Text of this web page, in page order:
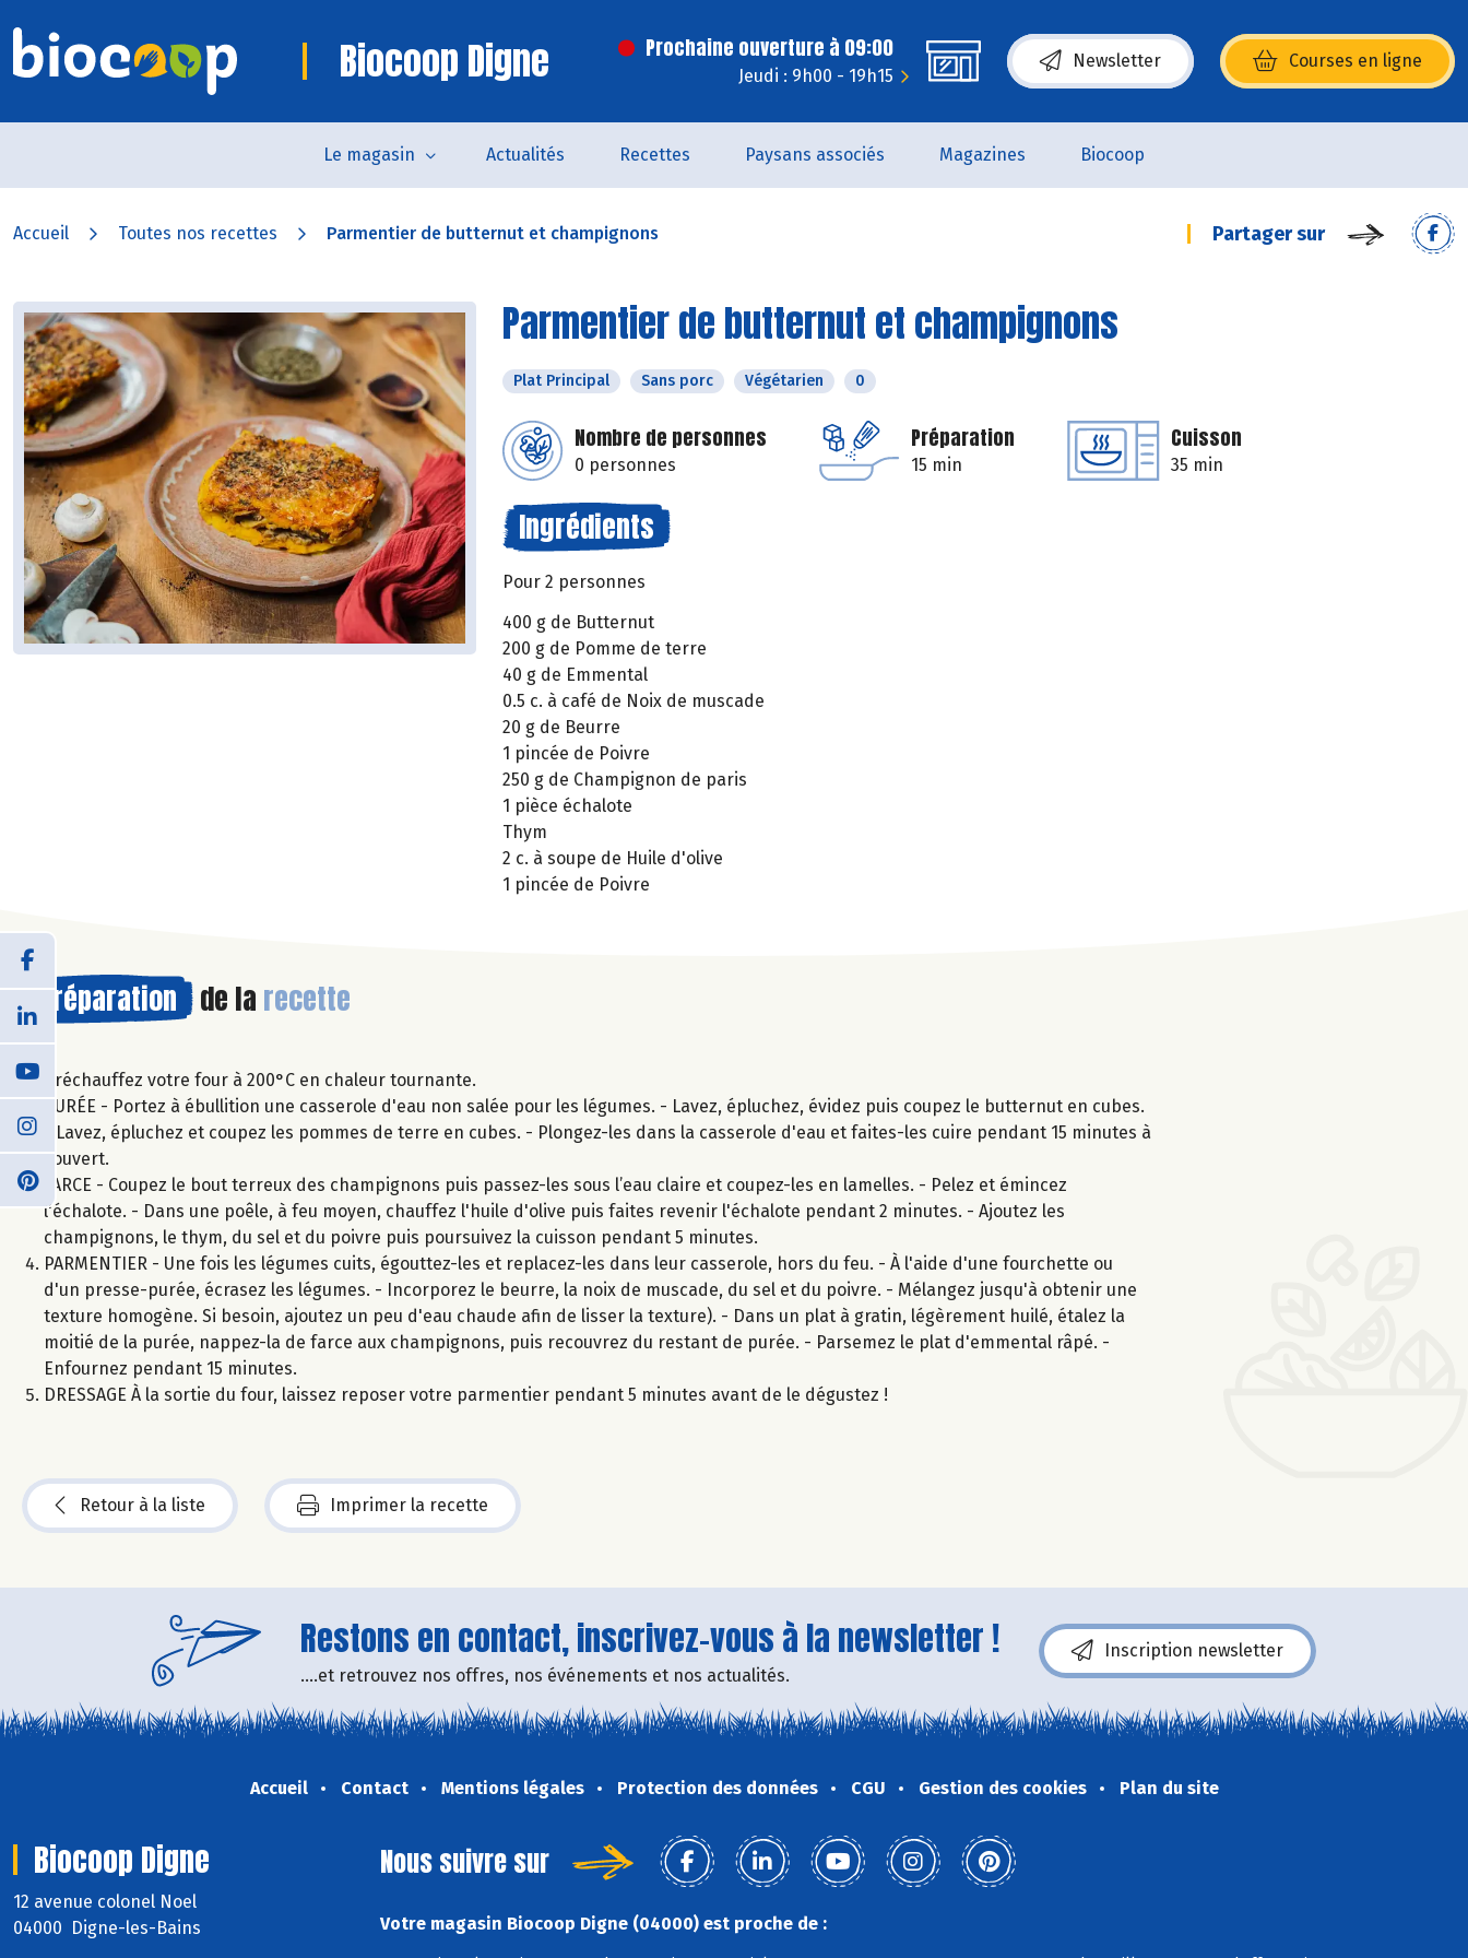
Biocoop Digne Prochaine ouverture à 09:00
Jeudi : 9h00 - 19h15
Newsletter Courses en ligne
(s’ouvre dans une nouvelle fenêtre)
Le magasin Actualités Recettes Paysans associés Magazines Biocoop
Accueil Toutes nos recettes Parmentier de butternut et champignons Partager sur
Parmentier de butternut et champignons
Plat Principal Sans porc Végétarien 0
Nombre de personnes
0 personnes
Préparation
15 min
Cuisson
35 min
Ingrédients
Pour 2 personnes
400 g de Butternut
200 g de Pomme de terre
40 g de Emmental
0.5 c. à café de Noix de muscade
20 g de Beurre
1 pincée de Poivre
250 g de Champignon de paris
1 pièce échalote
Thym
2 c. à soupe de Huile d'olive
1 pincée de Poivre
Préparation de la recette
Préchauffez votre four à 200°C en chaleur tournante.
PURÉE - Portez à ébullition une casserole d'eau non salée pour les légumes. - Lavez, épluchez, évidez puis coupez le butternut en cubes.
- Lavez, épluchez et coupez les pommes de terre en cubes. - Plongez-les dans la casserole d'eau et faites-les cuire pendant 15 minutes à
couvert.
FARCE - Coupez le bout terreux des champignons puis passez-les sous l’eau claire et coupez-les en lamelles. - Pelez et émincez
l'échalote. - Dans une poêle, à feu moyen, chauffez l'huile d'olive puis faites revenir l'échalote pendant 2 minutes. - Ajoutez les
champignons, le thym, du sel et du poivre puis poursuivez la cuisson pendant 5 minutes.
PARMENTIER - Une fois les légumes cuits, égouttez-les et replacez-les dans leur casserole, hors du feu. - À l'aide d'une fourchette ou
d'un presse-purée, écrasez les légumes. - Incorporez le beurre, la noix de muscade, du sel et du poivre. - Mélangez jusqu'à obtenir une
texture homogène. Si besoin, ajoutez un peu d'eau chaude afin de lisser la texture). - Dans un plat à gratin, légèrement huilé, étalez la
moitié de la purée, nappez-la de farce aux champignons, puis recouvrez du restant de purée. - Parsemez le plat d'emmental râpé. -
Enfournez pendant 15 minutes.
DRESSAGE À la sortie du four, laissez reposer votre parmentier pendant 5 minutes avant de le dégustez !
Retour à la liste Imprimer la recette
Restons en contact, inscrivez-vous à la newsletter !
....et retrouvez nos offres, nos événements et nos actualités.
Inscription newsletter
Accueil Contact Mentions légales Protection des données CGU Gestion des cookies Plan du site
Biocoop Digne
12 avenue colonel Noel
04000 Digne-les-Bains
Nous suivre sur
Votre magasin Biocoop Digne (04000) est proche de :